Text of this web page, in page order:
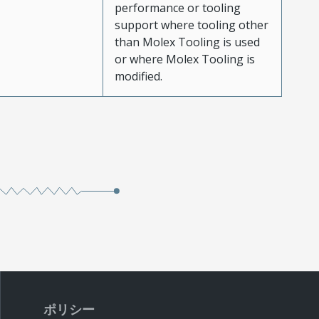
performance or tooling
support where tooling other
than Molex Tooling is used
or where Molex Tooling is
modified.
ポリシー